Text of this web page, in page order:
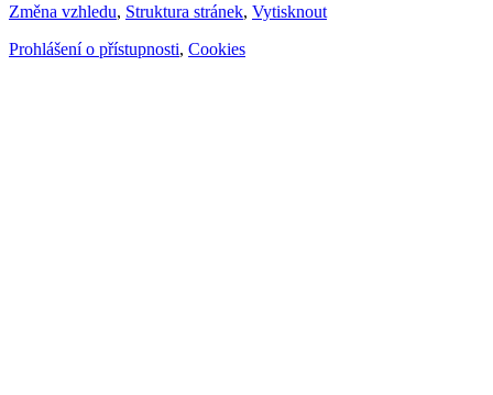
Změna vzhledu, Struktura stránek, Vytisknout
Prohlášení o přístupnosti, Cookies